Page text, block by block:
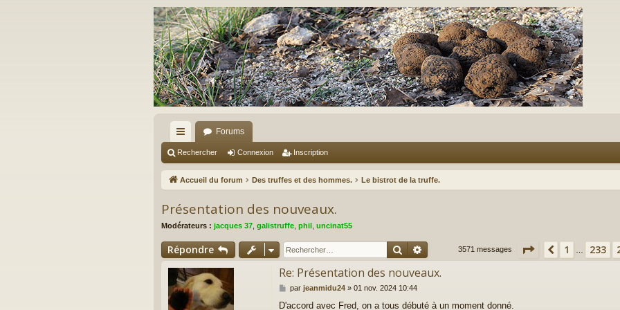
ac
co
ci
Forums
Rechercher Connexion Inscription
Accueil du forum Des truffes et des hommes. Le bistrot de la truffe.
Présentation des nouveaux.
Modérateurs : jacques 37 galistruffe phil uncinat55
Répondre RechercherRecherche avancée
3571 messages Page 235sur239
Précédent
1 … 233
Re: Présentation des nouveaux.
M
s
par jeanmidu24» 01 nov. 2024 10:44
D'accord avec Fred, on a tous débuté à un moment donné.